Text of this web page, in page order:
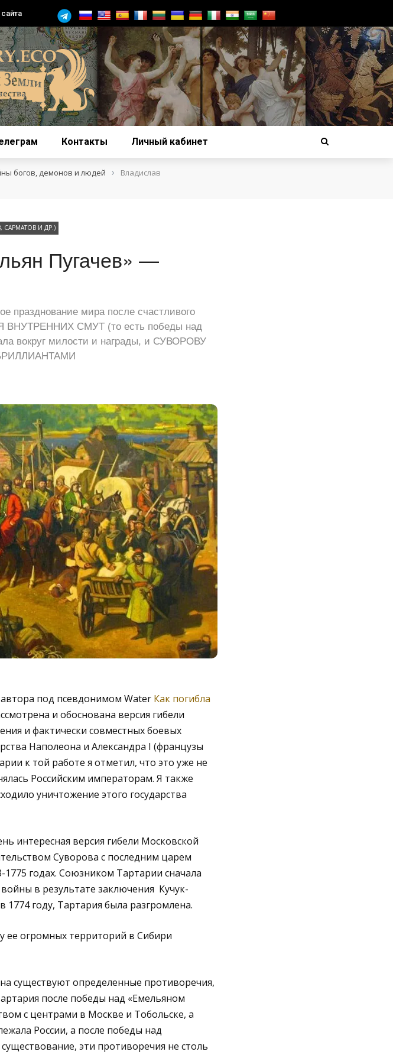
Контакты Личный кабинет
богов, демонов и людей ›
Владислав
САРМАТОВ И ДР.)
Пугачев» —
празднование мира после счастливого
ВНУТРЕННИХ СМУТ (то есть победы над
вокруг милости и награды, и СУВОРОВУ
под псевдонимом Water Как погибла
и обоснована версия гибели
и фактически совместных боевых
Наполеона и Александра I (французы
к той работе я отметил, что это уже не
Российским императорам. Я также
уничтожение этого государства
интересная версия гибели Московской
Суворова с последним царем
годах. Союзником Тартарии сначала
в результате заключения Кучук-
году, Тартария была разгромлена.
ее огромных территорий в Сибири
существуют определенные противоречия,
после победы над «Емельяном
с центрами в Москве и Тобольске, а
России, а после победы над
эти противоречия не столь